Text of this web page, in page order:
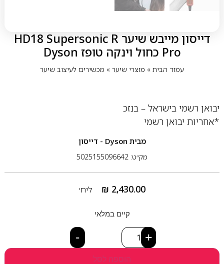
דייסון מייבש שיער HD18 Supersonic R
Pro כחול וינקה טופז Dyson
עמוד הבית» מוצרי שיער» מכשירים לעיצוב שיער
יבואן רשמי בישראל – בנזכ
*אחריות יבואן רשמי
מבית Dyson ‏- דייסון
מק״ט: 5025155096642
₪ 2,430.00 ליח׳
קיים במלאי
- +
הוספה לסל